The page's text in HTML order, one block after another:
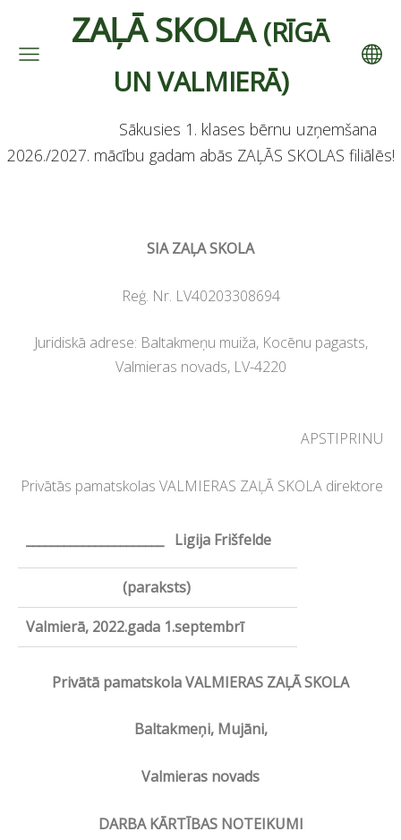
ZAĻĀ SKOLA(RĪGĀ
UN VALMIERĀ)
Sākusies 1. klases bērnu uzņemšana
2026./2027. mācību gadam abās ZAĻĀS SKOLAS filiālēs!
SIA ZAĻA SKOLA
Reģ. Nr. LV40203308694
Juridiskā adrese: Baltakmeņu muiža, Kocēnu pagasts,
Valmieras novads, LV-4220
APSTIPRINU
Privātās pamatskolas VALMIERAS ZAĻĀ SKOLA direktore
______________________ Ligija Frišfelde
(paraksts)
Valmierā, 2022.gada 1.septembrī
Privātā pamatskolaVALMIERAS ZAĻĀ SKOLA
Baltakmeņi, Mujāni,
Valmieras novads
DARBA KĀRTĪBAS NOTEIKUMI